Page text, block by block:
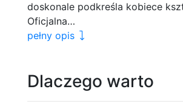
doskonale podkreśla kobiece
Oficjalna…
pełny opis
Dlaczego warto